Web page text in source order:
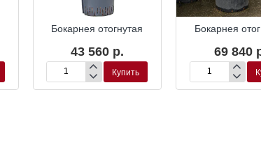
Бокарнея отогнутая
43 560 р.
Бокарнея
отогнутая
Купить
Бокарнея
69 840
Бокарнея
отогнутая